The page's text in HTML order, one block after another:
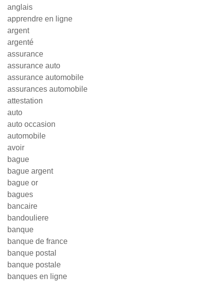
anglais
apprendre en ligne
argent
argenté
assurance
assurance auto
assurance automobile
assurances automobile
attestation
auto
auto occasion
automobile
avoir
bague
bague argent
bague or
bagues
bancaire
bandouliere
banque
banque de france
banque postal
banque postale
banques en ligne